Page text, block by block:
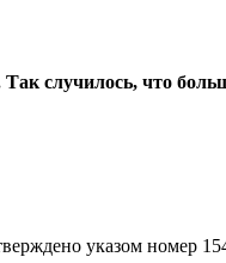
случилось, что
указом номер